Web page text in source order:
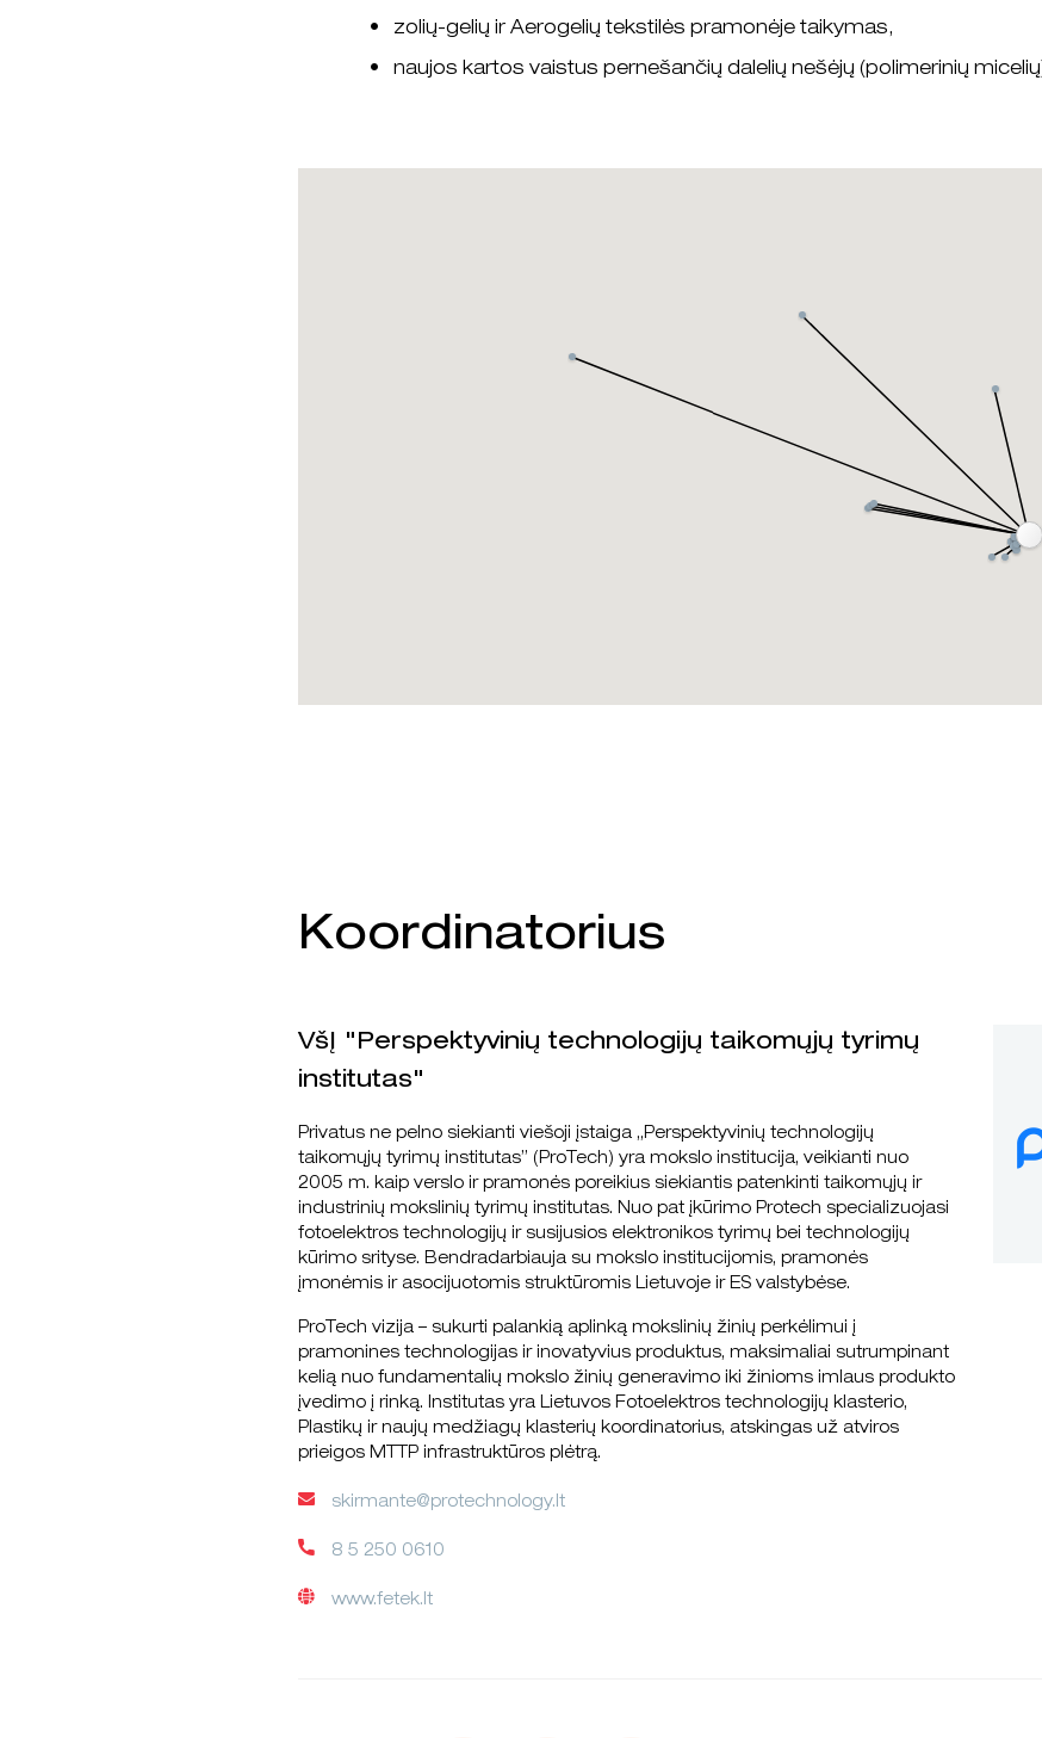
zolių-gelių ir Aerogelių tekstilės pramonėje taikymas,
naujos kartos vaistus pernešančių dalelių nešėjų (polimerinių
Koordinatorius
VšĮ "Perspektyvinių technologijų taikomųjų tyrimų
institutas"
Privatus ne pelno siekianti viešoji įstaiga „Perspektyvinių technologijų
taikomųjų tyrimų institutas” (ProTech) yra mokslo institucija, veikianti nuo
2005 m. kaip verslo ir pramonės poreikius siekiantis patenkinti taikomųjų ir
industrinių mokslinių tyrimų institutas. Nuo pat įkūrimo Protech specializuojasi
fotoelektros technologijų ir susijusios elektronikos tyrimų bei technologijų
kūrimo srityse. Bendradarbiauja su mokslo institucijomis, pramonės
įmonėmis ir asocijuotomis struktūromis Lietuvoje ir ES valstybėse.
ProTech vizija – sukurti palankią aplinką mokslinių žinių perkėlimui į
pramonines technologijas ir inovatyvius produktus, maksimaliai sutrumpinant
kelią nuo fundamentalių mokslo žinių generavimo iki žinioms imlaus produkto
įvedimo į rinką. Institutas yra Lietuvos Fotoelektros technologijų klasterio,
Plastikų ir naujų medžiagų klasterių koordinatorius, atskingas už atviros
prieigos MTTP infrastruktūros plėtrą.
skirmante@protechnology.lt
8 5 250 0610
www.fetek.lt